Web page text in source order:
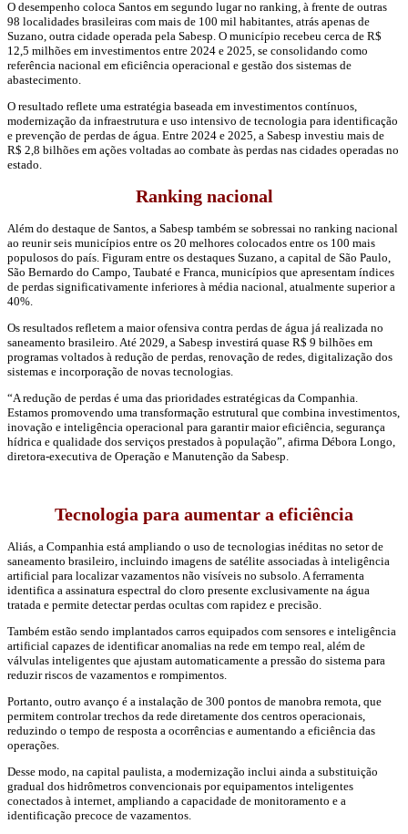
O desempenho coloca Santos em segundo lugar no ranking, à frente de outras
98 localidades brasileiras com mais de 100 mil habitantes, atrás apenas de
Suzano, outra cidade operada pela Sabesp. O município recebeu cerca de R$
12,5 milhões em investimentos entre 2024 e 2025, se consolidando como
referência nacional em eficiência operacional e gestão dos sistemas de
abastecimento.
O resultado reflete uma estratégia baseada em investimentos contínuos,
modernização da infraestrutura e uso intensivo de tecnologia para identificação
e prevenção de perdas de água. Entre 2024 e 2025, a Sabesp investiu mais de
R$ 2,8 bilhões em ações voltadas ao combate às perdas nas cidades operadas no
estado.
Ranking nacional
Além do destaque de Santos, a Sabesp também se sobressai no ranking nacional
ao reunir seis municípios entre os 20 melhores colocados entre os 100 mais
populosos do país. Figuram entre os destaques Suzano, a capital de São Paulo,
São Bernardo do Campo, Taubaté e Franca, municípios que apresentam índices
de perdas significativamente inferiores à média nacional, atualmente superior a
40%.
Os resultados refletem a maior ofensiva contra perdas de água já realizada no
saneamento brasileiro. Até 2029, a Sabesp investirá quase R$ 9 bilhões em
programas voltados à redução de perdas, renovação de redes, digitalização dos
sistemas e incorporação de novas tecnologias.
“A redução de perdas é uma das prioridades estratégicas da Companhia.
Estamos promovendo uma transformação estrutural que combina investimentos,
inovação e inteligência operacional para garantir maior eficiência, segurança
hídrica e qualidade dos serviços prestados à população”, afirma Débora Longo,
diretora-executiva de Operação e Manutenção da Sabesp.
Tecnologia para aumentar a eficiência
Aliás, a Companhia está ampliando o uso de tecnologias inéditas no setor de
saneamento brasileiro, incluindo imagens de satélite associadas à inteligência
artificial para localizar vazamentos não visíveis no subsolo. A ferramenta
identifica a assinatura espectral do cloro presente exclusivamente na água
tratada e permite detectar perdas ocultas com rapidez e precisão.
Também estão sendo implantados carros equipados com sensores e inteligência
artificial capazes de identificar anomalias na rede em tempo real, além de
válvulas inteligentes que ajustam automaticamente a pressão do sistema para
reduzir riscos de vazamentos e rompimentos.
Portanto, outro avanço é a instalação de 300 pontos de manobra remota, que
permitem controlar trechos da rede diretamente dos centros operacionais,
reduzindo o tempo de resposta a ocorrências e aumentando a eficiência das
operações.
Desse modo, na capital paulista, a modernização inclui ainda a substituição
gradual dos hidrômetros convencionais por equipamentos inteligentes
conectados à internet, ampliando a capacidade de monitoramento e a
identificação precoce de vazamentos.